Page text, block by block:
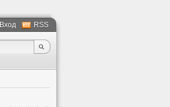
Вход RSS